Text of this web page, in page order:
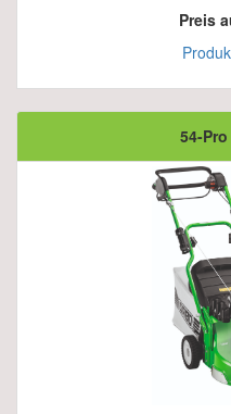
Preis
54-